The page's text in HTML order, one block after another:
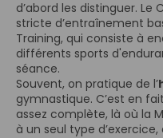
d’abord les distinguer.
stricte d’entraînement
Training, qui consiste à
différents sports
séance.
Souvent, on pratique de l’
gymnastique. C’est en
assez complète, là où la
à un seul type